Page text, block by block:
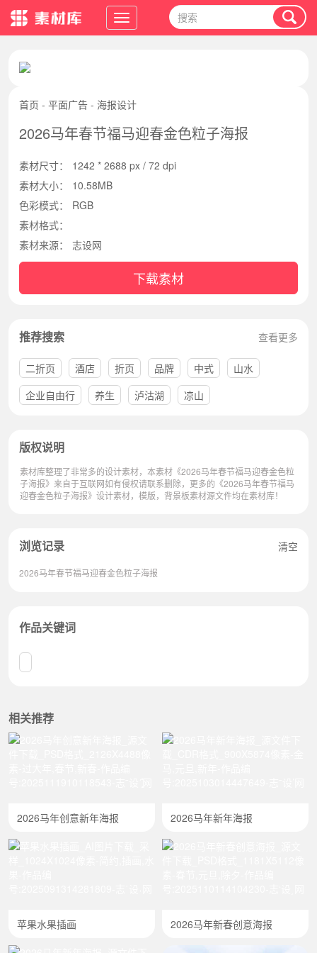
首页 - 平面广告 - 海报设计
2026马年春节福马迎春金色粒子海报
素材尺寸：
1242 * 2688 px / 72 dpi
素材大小：
10.58MB
色彩模式：
RGB
素材格式：
素材来源：
志设网
下载素材
推荐搜索 查看更多
二折页 酒店 折页 品牌 中式
山水
企业自由行
养生 泸沽湖 凉山
版权说明
素材库整理了非常多的设计素材，本素材《2026马年春节福马迎春金色粒
子海报》来自于互联网如有侵权请联系删除，更多的《2026马年春节福马
迎春金色粒子海报》设计素材，模版，背景板素材源文件均在素材库！
浏览记录 清空
2026马年春节福马迎春金色粒子海报
作品关键词
相关推荐
2026马年创意新年海报 2026马年新年海报
苹果水果插画 2026马年新春创意海报